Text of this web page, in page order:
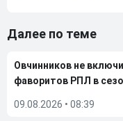
Далее по теме
Овчинников не
фаворитов РПЛ в
09.08.2026 • 08:39